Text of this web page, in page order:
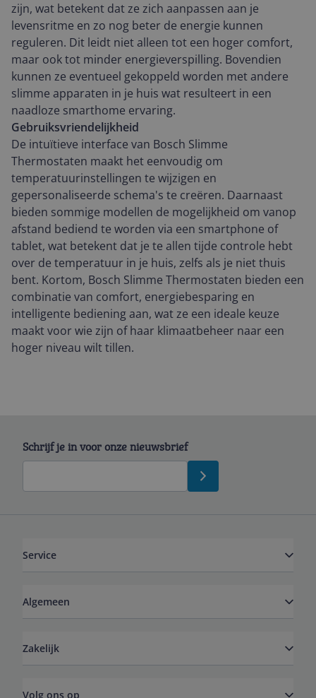
zijn, wat betekent dat ze zich aanpassen aan je
levensritme en zo nog beter de energie kunnen
reguleren. Dit leidt niet alleen tot een hoger comfort,
maar ook tot minder energieverspilling. Bovendien
kunnen ze eventueel gekoppeld worden met andere
slimme apparaten in je huis wat resulteert in een
naadloze smarthome ervaring.
Gebruiksvriendelijkheid
De intuïtieve interface van Bosch Slimme
Thermostaten maakt het eenvoudig om
temperatuurinstellingen te wijzigen en
gepersonaliseerde schema's te creëren. Daarnaast
bieden sommige modellen de mogelijkheid om vanop
afstand bediend te worden via een smartphone of
tablet, wat betekent dat je te allen tijde controle hebt
over de temperatuur in je huis, zelfs als je niet thuis
bent. Kortom, Bosch Slimme Thermostaten bieden een
combinatie van comfort, energiebesparing en
intelligente bediening aan, wat ze een ideale keuze
maakt voor wie zijn of haar klimaatbeheer naar een
hoger niveau wilt tillen.
Schrijf je in voor onze nieuwsbrief
Service
Algemeen
Zakelijk
Volg ons op